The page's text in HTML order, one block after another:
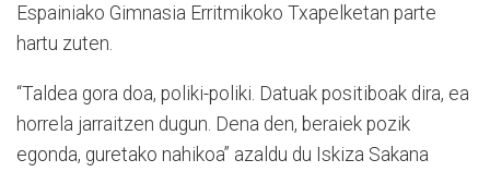
Espainiako Gimnasia Erritmikoko Txapelketan parte
hartu zuten.
“Taldea gora doa, poliki-poliki. Datuak positiboak dira, ea
horrela jarraitzen dugun. Dena den, beraiek pozik
egonda, guretako nahikoa” azaldu du Iskiza Sakana